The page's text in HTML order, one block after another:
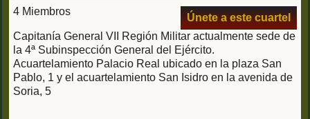
4 Miembros
Únete a este cuartel
Capitanía General VII Región Militar actualmente sede de
la 4ª Subinspección General del Ejército.
Acuartelamiento Palacio Real ubicado en la plaza San
Pablo, 1 y el acuartelamiento San Isidro en la avenida de
Soria, 5